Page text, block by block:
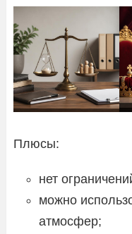
Плюсы:
нет
можно
атмосфер;